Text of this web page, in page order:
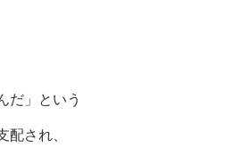
だ」という
配され、